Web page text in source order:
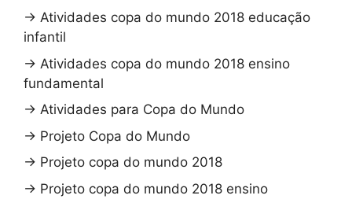
→ Atividades copa do mundo 2018 educação
infantil
→ Atividades copa do mundo 2018 ensino
fundamental
→ Atividades para Copa do Mundo
→ Projeto Copa do Mundo
→ Projeto copa do mundo 2018
→ Projeto copa do mundo 2018 ensino